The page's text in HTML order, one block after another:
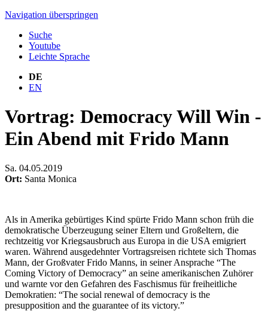
Navigation überspringen
Suche
Youtube
Leichte Sprache
DE
EN
Vortrag: Democracy Will Win -
Ein Abend mit Frido Mann
Sa. 04.05.2019
Ort: Santa Monica
Als in Amerika gebürtiges Kind spürte Frido Mann schon früh die
demokratische Überzeugung seiner Eltern und Großeltern, die
rechtzeitig vor Kriegsausbruch aus Europa in die USA emigriert
waren. Während ausgedehnter Vortragsreisen richtete sich Thomas
Mann, der Großvater Frido Manns, in seiner Ansprache “The
Coming Victory of Democracy” an seine amerikanischen Zuhörer
und warnte vor den Gefahren des Faschismus für freiheitliche
Demokratien: “The social renewal of democracy is the
presupposition and the guarantee of its victory.”